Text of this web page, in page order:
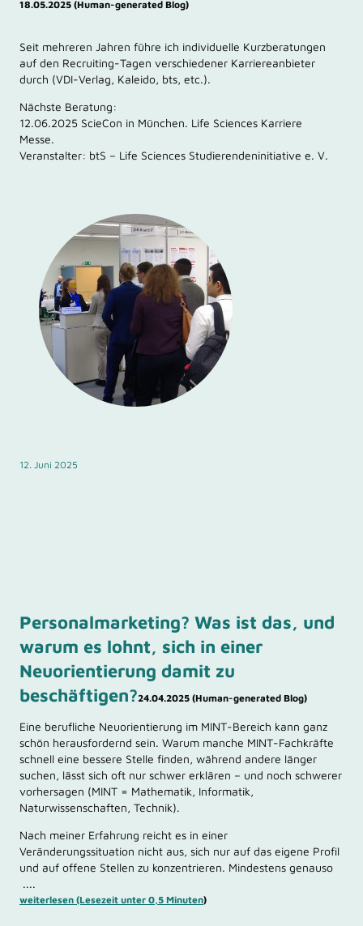
18.05.2025 (Human-generated Blog)
Seit mehreren Jahren führe ich individuelle Kurzberatungen
auf den Recruiting-Tagen verschiedener Karriereanbieter
durch (VDI-Verlag, Kaleido, bts, etc.).
Nächste Beratung:
12.06.2025 ScieCon in München. Life Sciences Karriere
Messe.
Veranstalter: btS – Life Sciences Studierendeninitiative e. V.
12. Juni 2025
Personalmarketing? Was ist das, und
warum es lohnt, sich in einer
Neuorientierung damit zu
beschäftigen?24.04.2025 (Human-generated Blog)
Eine berufliche Neuorientierung im MINT-Bereich kann ganz
schön herausfordernd sein. Warum manche MINT-Fachkräfte
schnell eine bessere Stelle finden, während andere länger
suchen, lässt sich oft nur schwer erklären – und noch schwerer
vorhersagen (MINT = Mathematik, Informatik,
Naturwissenschaften, Technik).
Nach meiner Erfahrung reicht es in einer
Veränderungssituation nicht aus, sich nur auf das eigene Profil
und auf offene Stellen zu konzentrieren. Mindestens genauso
....
weiterlesen (Lesezeit unter 0,5 Minuten)